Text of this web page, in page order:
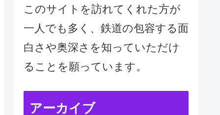
このサイトを訪れてくれた方が
一人でも多く、鉄道の包容する面
白さや奥深さを知っていただけ
ることを願っています。
アーカイブ